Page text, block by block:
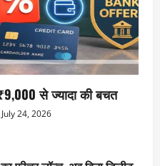
से ज्यादा की बचत
July 24, 2026